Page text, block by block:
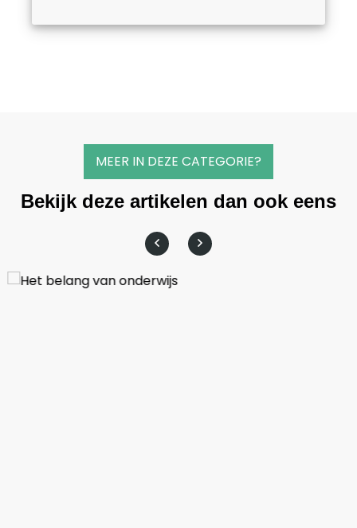
MEER IN DEZE CATEGORIE?
Bekijk deze artikelen dan ook eens